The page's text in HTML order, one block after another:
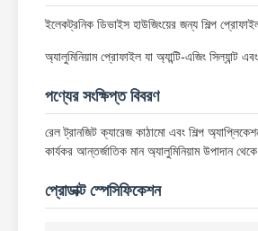
ইলেকট্রনিক ডিভাইস হাউজিংয়ের জন্য শিল্প
অ্যালুমিনিয়াম প্রোফাইল যা অ্যান্টি-এজিং সিল্যান্ট
পণ্যের সংক্ষিপ্ত বিবরণ
রেল ট্রানজিট ক্যারেজ কাঠামো এবং শিল্প
কার্যকর আন্তর্জাতিক মান অ্যালুমিনিয়াম উপাদান
প্রোডাক্ট স্পেসিফিকেশন